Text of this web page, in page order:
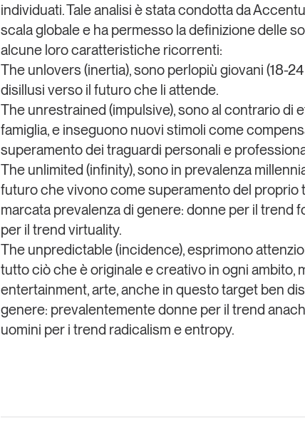
individuati. Tale analisi è stata condotta da
scala globale e ha permesso la definizione delle
alcune loro caratteristiche ricorrenti:
The unlovers (inertia), sono perlopiù giovani (18-
disillusi verso il futuro che li attende.
The unrestrained (impulsive), sono al contrario di
famiglia, e inseguono nuovi stimoli come
superamento dei traguardi personali e
The unlimited (infinity), sono in prevalenza
futuro che vivono come superamento del proprio
marcata prevalenza di genere: donne per il trend
per il trend virtuality.
The unpredictable(incidence), esprimono
tutto ciò che è originale e creativo in ogni ambito,
entertainment, arte, anche in questo target ben
genere: prevalentemente donne per il trend
uomini per i trend radicalism eentropy.